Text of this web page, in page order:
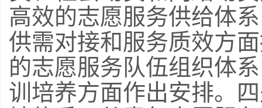
高效的志愿服务供给体
供需对接和服务质效方
的志愿服务队伍组织体
训培养方面作出安排。